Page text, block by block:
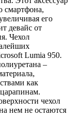
смартфона,
его
девайс от
Чехол
Lumia 950.
–
как
царапинам.
чехол
нем не остаются